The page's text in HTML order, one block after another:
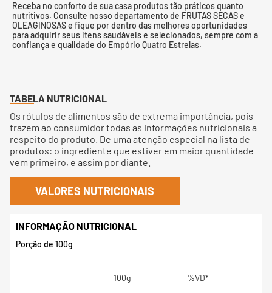
Receba no conforto de sua casa produtos tão práticos quanto
nutritivos. Consulte nosso departamento de FRUTAS SECAS e
OLEAGINOSAS e fique por dentro das melhores oportunidades
para adquirir seus itens saudáveis e selecionados, sempre com a
confiança e qualidade do Empório Quatro Estrelas.
TABELA NUTRICIONAL
Os rótulos de alimentos são de extrema importância, pois
trazem ao consumidor todas as informações nutricionais a
respeito do produto. De uma atenção especial na lista de
produtos: o ingrediente que estiver em maior quantidade
vem primeiro, e assim por diante.
VALORES NUTRICIONAIS
Porção de 100g
100g %VD*